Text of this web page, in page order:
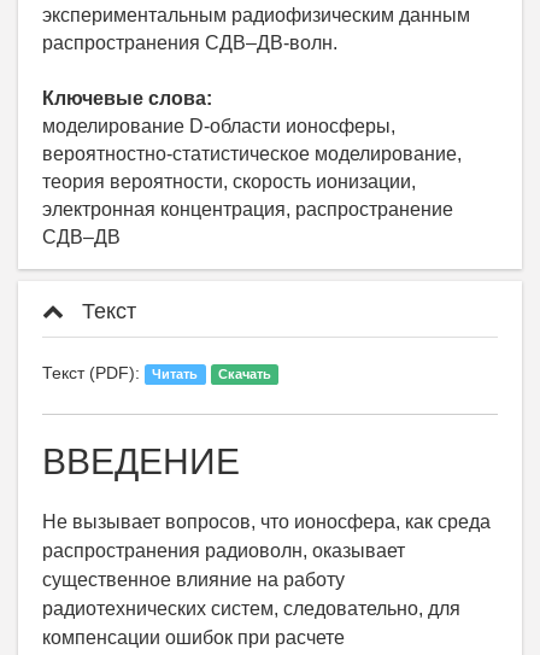
экспериментальным радиофизическим данным
распространения СДВ–ДВ-волн.
Ключевые слова:
моделирование D-области ионосферы,
вероятностно-статистическое моделирование,
теория вероятности, скорость ионизации,
электронная концентрация, распространение
СДВ–ДВ
Текст
Текст (PDF): Читать Скачать
ВВЕДЕНИЕ
Не вызывает вопросов, что ионосфера, как среда
распространения радиоволн, оказывает
существенное влияние на работу
радиотехнических систем, следовательно, для
компенсации ошибок при расчете